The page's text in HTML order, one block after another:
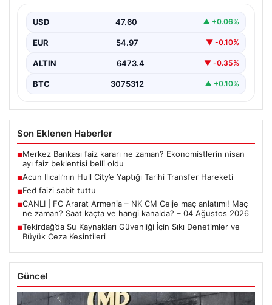
kaderini değiştiren önemli adımlar olarak öne çıkar.
Hull…
USD 47.60 ▲ +0.06%
EUR 54.97 ▼ -0.10%
ALTIN 6473.4 ▼ -0.35%
BTC 3075312 ▲ +0.10%
Son Eklenen Haberler
■Merkez Bankası faiz kararı ne zaman? Ekonomistlerin nisan
ayı faiz beklentisi belli oldu
■Acun Ilıcalı’nın Hull City’e Yaptığı Tarihi Transfer Hareketi
■Fed faizi sabit tuttu
■CANLI | FC Ararat Armenia – NK CM Celje maç anlatımı! Maç
ne zaman? Saat kaçta ve hangi kanalda? – 04 Ağustos 2026
■Tekirdağ’da Su Kaynakları Güvenliği İçin Sıkı Denetimler ve
Büyük Ceza Kesintileri
Güncel